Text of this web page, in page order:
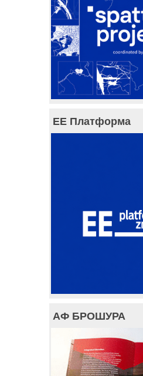
ЕЕ Платформа
АФ БРОШУРА